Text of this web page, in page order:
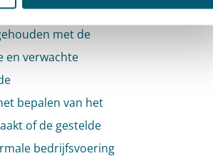
met de
en verwachte
bepalen van het
of de gestelde
bedrijfsvoering